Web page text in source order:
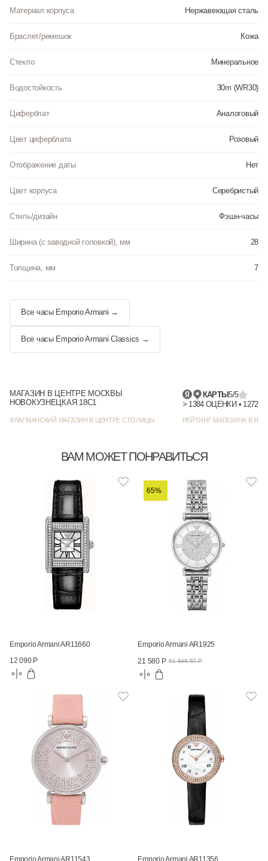
Материал корпуса Нержавеющая сталь
Браслет/ремешок Кожа
Стекло Минеральное
Водостойкость 30m (WR30)
Циферблат Аналоговый
Цвет циферблата Розовый
Отображение даты Нет
Цвет корпуса Серебристый
Стиль/дизайн Фэшн-часы
Ширина (с заводной головкой), мм 28
Толщина, мм 7
Все часы Emporio Armani →
Все часы Emporio Armani Classics →
МАГАЗИН В ЦЕНТРЕ МОСКВЫ
НОВОКУЗНЕЦКАЯ 18С1
ФЛАГМАНСКИЙ МАГАЗИН В ЦЕНТРЕ СТОЛИЦЫ
КАРТЫ5/5
РЕЙТИНГ МАГАЗИНА В
ВАМ МОЖЕТ ПОНРАВИТЬСЯ
Emporio Armani AR11660
12 090 Р
65%
Emporio Armani AR1925
21 580 Р 61 648.57 Р
Emporio Armani AR11543 Emporio Armani AR11356